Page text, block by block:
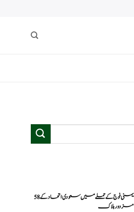
یمنی فوج کے حملے میں سعودی اتحاد کے 58
مزدور ہلاک